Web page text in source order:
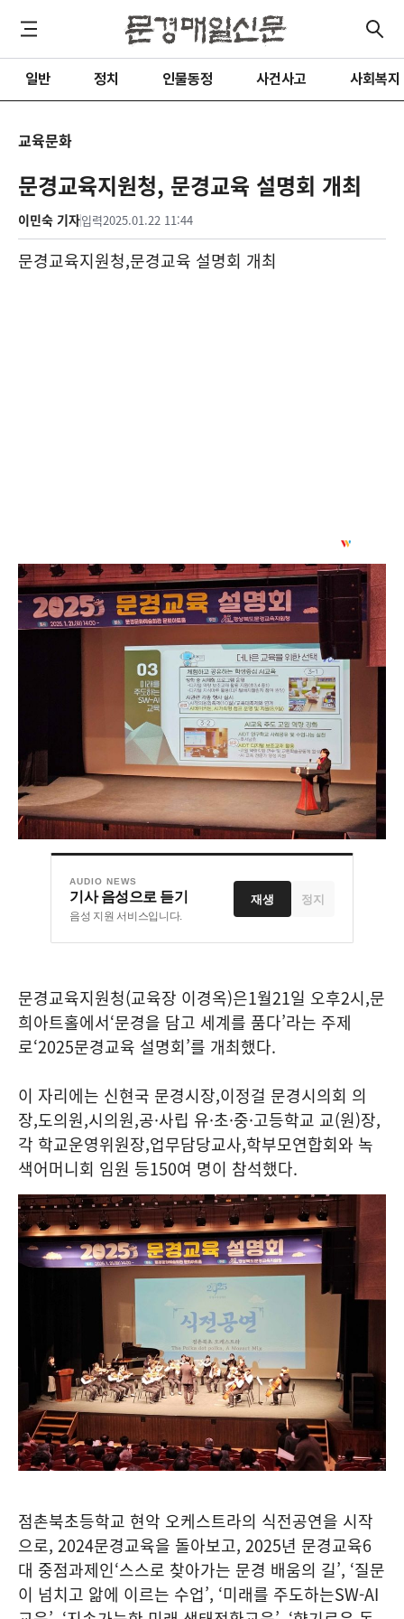
일반 정치 인물동정 사건사고 사회복지
교육문화
문경교육지원청, 문경교육 설명회 개최
이민숙 기자입력2025.01.22 11:44
문경교육지원청,문경교육 설명회 개최
AUDIO NEWS
기사 음성으로 듣기
음성 지원 서비스입니다.
재생 정지
문경교육지원청(교육장 이경옥)은1월21일 오후2시,문
희아트홀에서‘문경을 담고 세계를 품다’라는 주제
로‘2025문경교육 설명회’를 개최했다.
이 자리에는 신현국 문경시장,이정걸 문경시의회 의
장,도의원,시의원,공·사립 유·초·중·고등학교 교(원)장,
각 학교운영위원장,업무담당교사,학부모연합회와 녹
색어머니회 임원 등150여 명이 참석했다.
점촌북초등학교 현악 오케스트라의 식전공연을 시작
으로, 2024문경교육을 돌아보고, 2025년 문경교육6
대 중점과제인‘스스로 찾아가는 문경 배움의 길’, ‘질문
이 넘치고 앎에 이르는 수업’, ‘미래를 주도하는SW-AI